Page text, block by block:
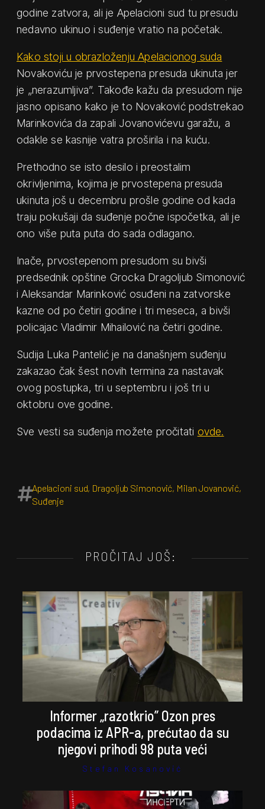
godine zatvora, ali je Apelacioni sud tu presudu
nedavno ukinuo i suđenje vratio na početak.
Kako stoji u obrazloženju Apelacionog suda
Novakoviću je prvostepena presuda ukinuta jer
je „nerazumljiva”. Takođe kažu da presudom nije
jasno opisano kako je to Novaković podstrekao
Marinkovića da zapali Jovanovićevu garažu, a
odakle se kasnije vatra proširila i na kuću.
Prethodno se isto desilo i preostalim
okrivljenima, kojima je prvostepena presuda
ukinuta još u decembru prošle godine od kada
traju pokušaji da suđenje počne ispočetka, ali je
ono više puta puta do sada odlagano.
Inače, prvostepenom presudom su bivši
predsednik opštine Grocka Dragoljub Simonović
i Aleksandar Marinković osuđeni na zatvorske
kazne od po četiri godine i tri meseca, a bivši
policajac Vladimir Mihailović na četiri godine.
Sudija Luka Pantelić je na današnjem suđenju
zakazao čak šest novih termina za nastavak
ovog postupka, tri u septembru i još tri u
oktobru ove godine.
Sve vesti sa suđenja možete pročitati ovde.
Apelacioni sud, Dragoljub Simonović, Milan Jovanović,
Suđenje
PROČITAJ JOŠ:
Informer „razotkrio” Ozon pres
podacima iz APR-a, prećutao da su
njegovi prihodi 98 puta veći
Stefan Kosanović